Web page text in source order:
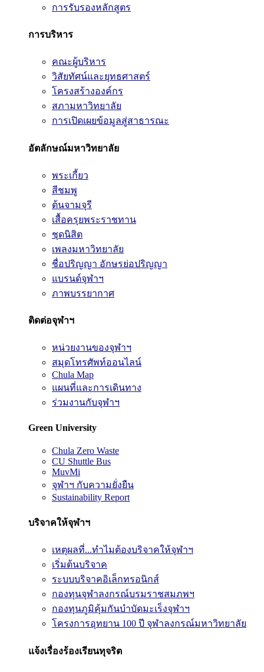
การรับรองหลักสูตร
การบริหาร
คณะผู้บริหาร
วิสัยทัศน์และยุทธศาสตร์
โครงสร้างองค์กร
สภามหาวิทยาลัย
การเปิดเผยข้อมูลสู่สาธารณะ
อัตลักษณ์มหาวิทยาลัย
พระเกี้ยว
สีชมพู
ต้นจามจุรี
เสื้อครุยพระราชทาน
ชุดนิสิต
เพลงมหาวิทยาลัย
ชื่อปริญญา อักษรย่อปริญญา
แบรนด์จุฬาฯ
ภาพบรรยากาศ
ติดต่อจุฬาฯ
หน่วยงานของจุฬาฯ
สมุดโทรศัพท์ออนไลน์
Chula Map
แผนที่และการเดินทาง
ร่วมงานกับจุฬาฯ
Green University
Chula Zero Waste
CU Shuttle Bus
MuvMi
จุฬาฯ กับความยั่งยืน
Sustainability Report
บริจาคให้จุฬาฯ
เหตุผลที่...ทำไมต้องบริจาคให้จุฬาฯ
เริ่มต้นบริจาค
ระบบบริจาคอิเล็กทรอนิกส์
กองทุนจุฬาลงกรณ์บรมราชสมภพฯ
กองทุนภูมิคุ้มกันบำบัดมะเร็งจุฬาฯ
โครงการอุทยาน 100 ปี จุฬาลงกรณ์มหาวิทยาลัย
แจ้งเรื่องร้องเรียนทุจริต